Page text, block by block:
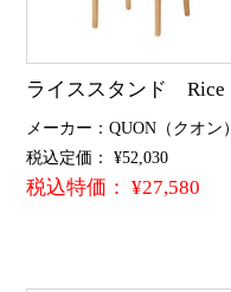
ライススタンド Rice
メーカー：QUON（クオン）
税込定価： ¥52,030
税込特価： ¥27,580